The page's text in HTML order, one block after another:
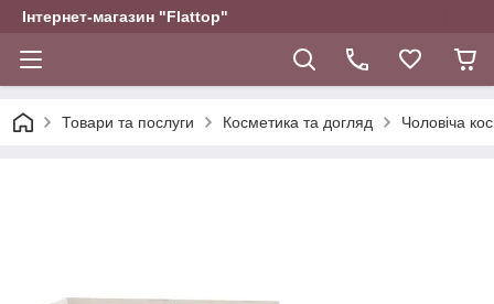
Інтернет-магазин "Flattop"
Товари та послуги Косметика та догляд Чоловіча